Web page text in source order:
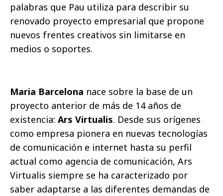
palabras que Pau utiliza para describir su
renovado proyecto empresarial que propone
nuevos frentes creativos sin limitarse en
medios o soportes.
Maria Barcelona nace sobre la base de un
proyecto anterior de más de 14 años de
existencia: Ars Virtualis. Desde sus orígenes
como empresa pionera en nuevas tecnologías
de comunicación e internet hasta su perfil
actual como agencia de comunicación, Ars
Virtualis siempre se ha caracterizado por
saber adaptarse a las diferentes demandas de